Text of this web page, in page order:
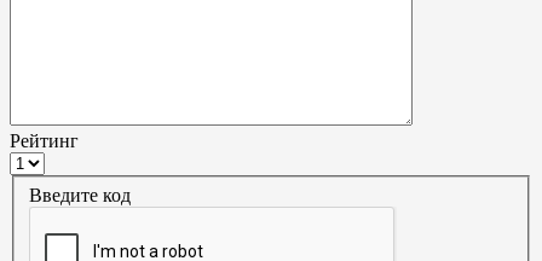
Рейтинг
Введите код